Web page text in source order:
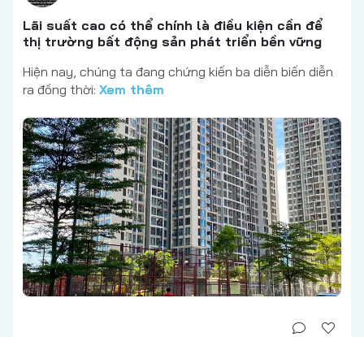
Lãi suất cao có thể chính là điều kiện cần để
thị trường bất động sản phát triển bền vững
Hiện nay, chúng ta đang chứng kiến ba diễn biến diễn
ra đồng thời: Xem thêm